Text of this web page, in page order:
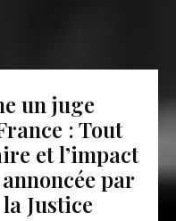
un juge
: Tout
et l’impact
par
Justice